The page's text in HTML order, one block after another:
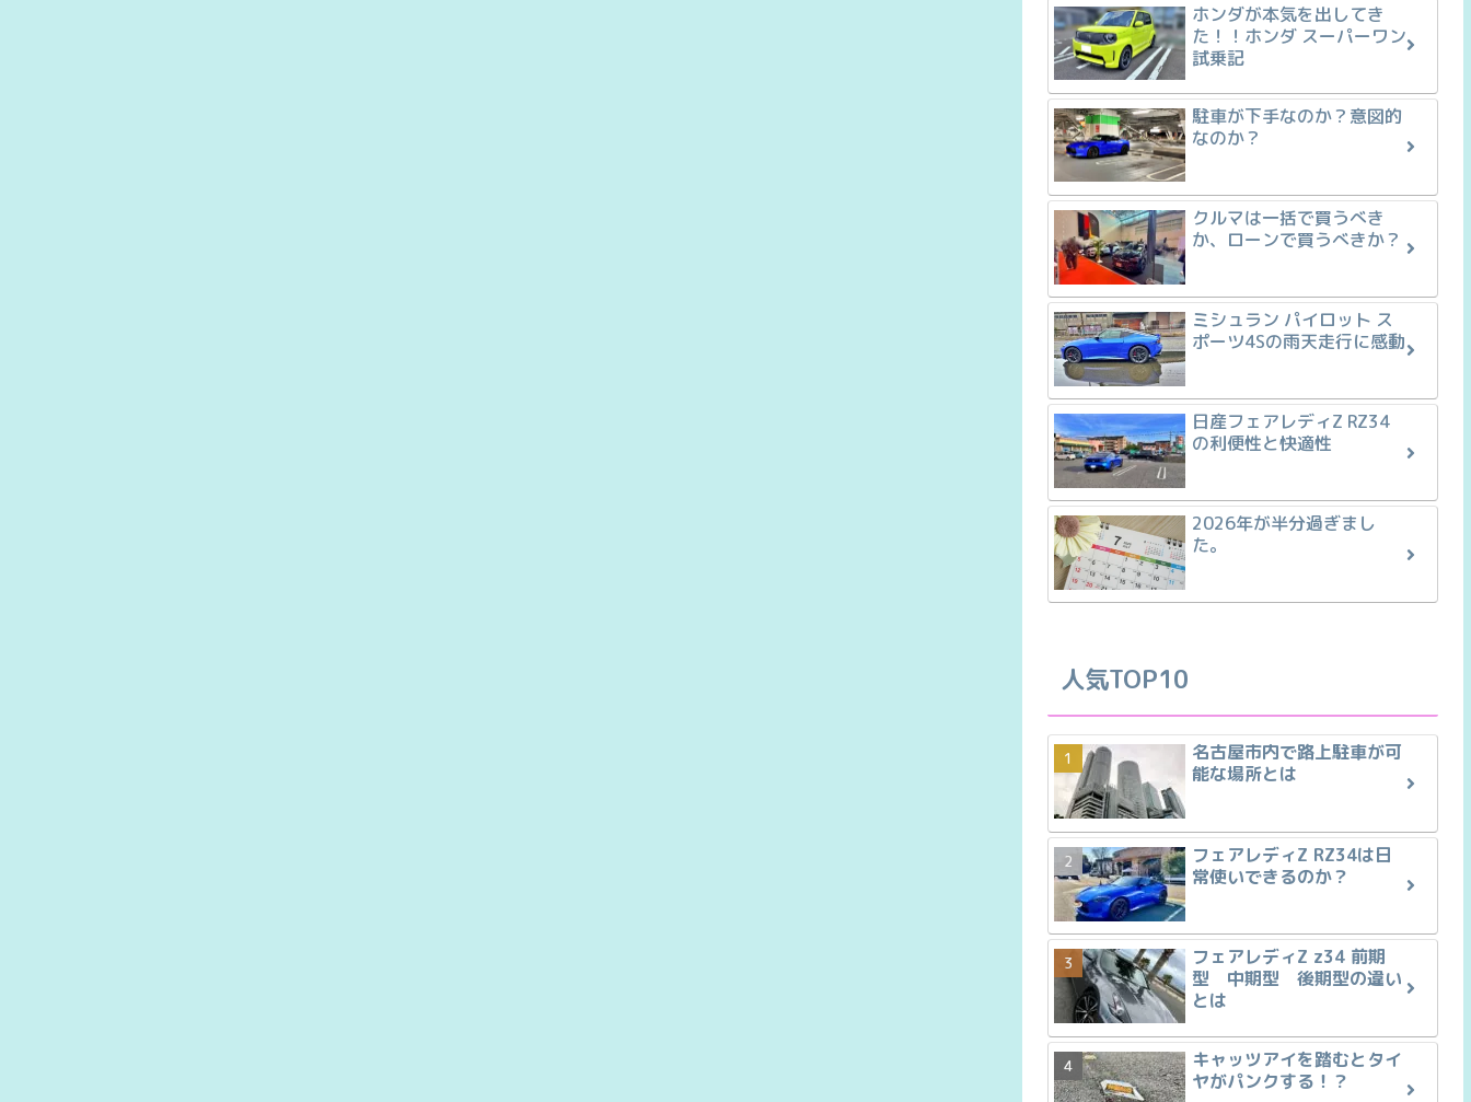
ホンダが本気を出してき
た！！ホンダ スーパーワン
試乗記
駐車が下手なのか？意図的
なのか？
クルマは一括で買うべき
か、ローンで買うべきか？
ミシュラン パイロット ス
ポーツ4Sの雨天走行に感動
日産フェアレディZ RZ34
の利便性と快適性
2026年が半分過ぎまし
た。
人気TOP10
名古屋市内で路上駐車が可
能な場所とは
フェアレディZ RZ34は日
常使いできるのか？
フェアレディZ z34 前期
型 中期型 後期型の違い
とは
キャッツアイを踏むとタイ
ヤがパンクする！？